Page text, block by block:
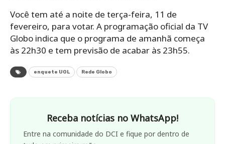
Você tem até a noite de terça-feira, 11 de
fevereiro, para votar. A programação oficial da TV
Globo indica que o programa de amanhã começa
às 22h30 e tem previsão de acabar às 23h55.
enquete UOL Rede Globo
Receba notícias no WhatsApp!
Entre na comunidade do DCI e fique por dentro de